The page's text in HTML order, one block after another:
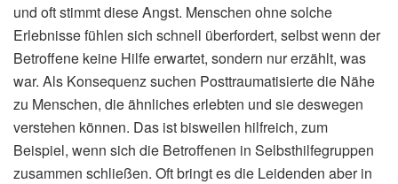
und oft stimmt diese Angst. Menschen ohne solche
Erlebnisse fühlen sich schnell überfordert, selbst wenn der
Betroffene keine Hilfe erwartet, sondern nur erzählt, was
war. Als Konsequenz suchen Posttraumatisierte die Nähe
zu Menschen, die ähnliches erlebten und sie deswegen
verstehen können. Das ist bisweilen hilfreich, zum
Beispiel, wenn sich die Betroffenen in Selbsthilfegruppen
zusammen schließen. Oft bringt es die Leidenden aber in